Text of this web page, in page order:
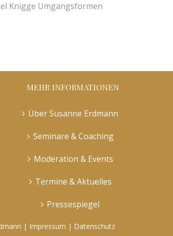
Knigge Umgangsformen
MEHR INFORMATIONEN
Über Susanne Erdmann
Seminare & Coaching
Moderation & Events
Termine & Aktuelles
Pressespiegel
| Impressum | Datenschutz